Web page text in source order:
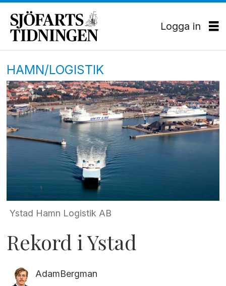
Logga in
HAMN/LOGISTIK
Ystad Hamn Logistik AB
Rekord i Ystad
AdamBergman